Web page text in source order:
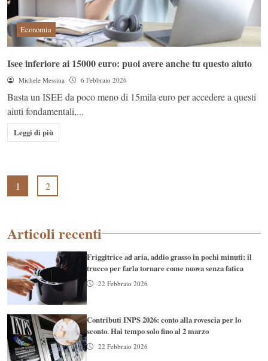
Economia
Isee inferiore ai 15000 euro: puoi avere anche tu questo aiuto
Michele Messina 6 Febbraio 2026
Basta un ISEE da poco meno di 15mila euro per accedere a questi
aiuti fondamentali,...
Leggi di più
1 2
Articoli recenti
Friggitrice ad aria, addio grasso in pochi minuti: il
trucco per farla tornare come nuova senza fatica
22 Febbraio 2026
Contributi INPS 2026: conto alla rovescia per lo
sconto. Hai tempo solo fino al 2 marzo
22 Febbraio 2026